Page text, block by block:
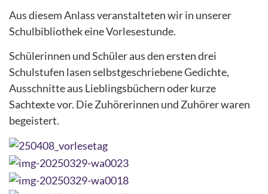
Aus diesem Anlass veranstalteten wir in unserer
Schulbibliothek eine Vorlesestunde.
Schülerinnen und Schüler aus den ersten drei
Schulstufen lasen selbstgeschriebene Gedichte,
Ausschnitte aus Lieblingsbüchern oder kurze
Sachtexte vor. Die Zuhörerinnen und Zuhörer waren
begeistert.